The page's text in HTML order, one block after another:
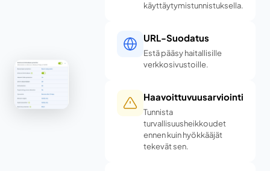
käyttäytymistunnistuksella.
URL-Suodatus
Estä pääsy haitallisille
verkkosivustoille.
Haavoittuvuusarviointi
Tunnista
turvallisuusheikkoudet
ennen kuin hyökkääjät
tekevät sen.